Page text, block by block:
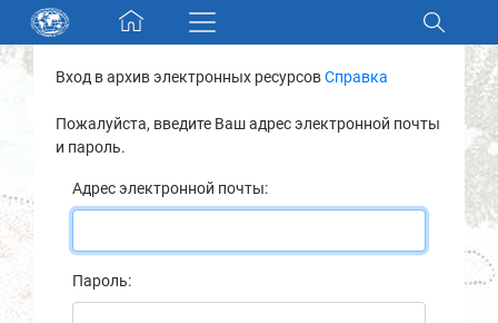
Skip navigation
Разделы и коллекции
Электронный каталог
Новости
О нас
Вход в архив электронных ресурсовСправка
Пожалуйста, введите Ваш адрес электронной почты
и пароль.
Адрес электронной почты:
Пароль: